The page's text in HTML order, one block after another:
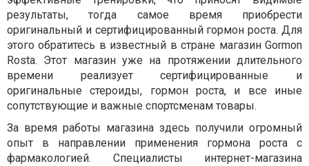
результаты, тогда самое время приобрести
оригинальный и сертифицированный гормон роста. Для
этого обратитесь в известный в стране магазин Gormon
Rosta. Этот магазин уже на протяжении длительного
времени реализует сертифицированные и
оригинальные стероиды, гормон роста, и все иные
сопутствующие и важные спортсменам товары.
За время работы магазина здесь получили огромный
опыт в направлении применения гормона роста с
фармакологией. Специалисты интернет-магазина